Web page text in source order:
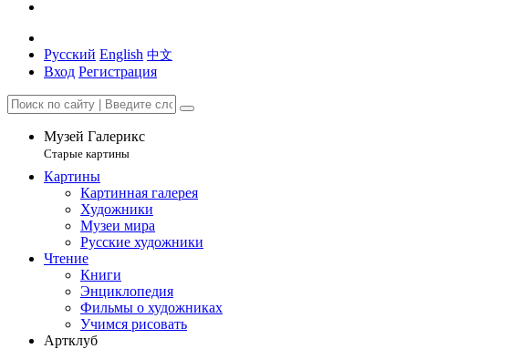
Русский English 中文
Вход Регистрация
Музей Галерикс
Старые картины
Картины
Картинная галерея
Художники
Музеи мира
Русские художники
Чтение
Книги
Энциклопедия
Фильмы о художниках
Учимся рисовать
Артклуб